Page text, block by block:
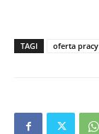
TAGI oferta pracy